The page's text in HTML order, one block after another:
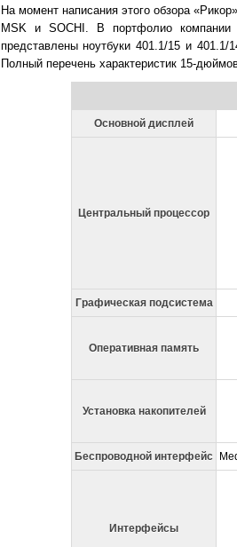
На момент написания этого обзора
MSK и SOCHI. В портфолио
представлены ноутбуки 401.1/15 и
Полный перечень характеристик 15-
Основной дисплей
Центральный процессор
Графическая подсистема
Оперативная память
Установка накопителей
Беспроводной интерфейс
Интерфейсы